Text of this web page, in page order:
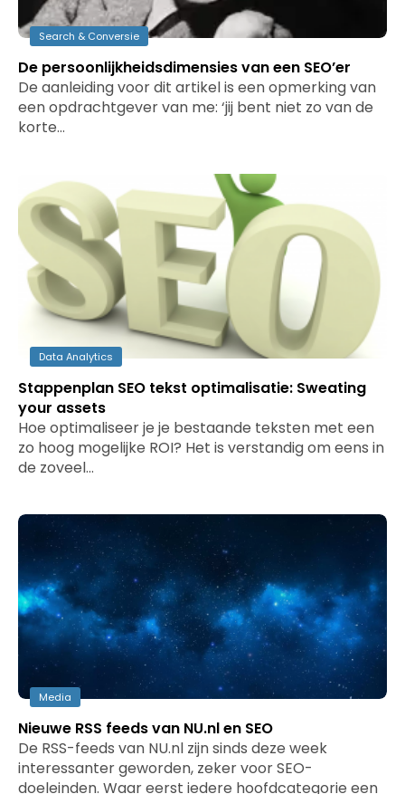
Search & Conversie
De persoonlijkheidsdimensies van een SEO’er
De aanleiding voor dit artikel is een opmerking van
een opdrachtgever van me: ‘jij bent niet zo van de
korte…
Data Analytics
Stappenplan SEO tekst optimalisatie: Sweating
your assets
Hoe optimaliseer je je bestaande teksten met een
zo hoog mogelijke ROI? Het is verstandig om eens in
de zoveel…
Media
Nieuwe RSS feeds van NU.nl en SEO
De RSS-feeds van NU.nl zijn sinds deze week
interessanter geworden, zeker voor SEO-
doeleinden. Waar eerst iedere hoofdcategorie een